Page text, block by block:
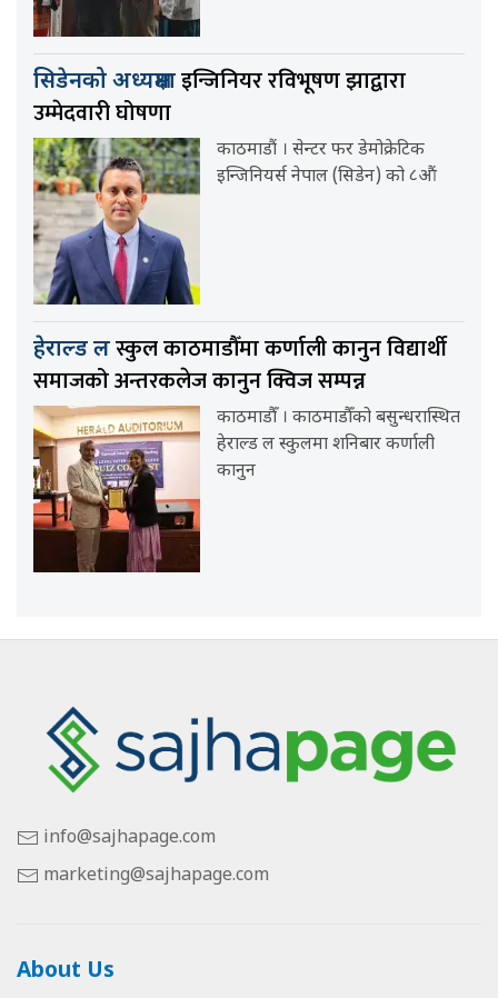
सिडेनको अध्यक्षमाइन्जिनियर रविभूषण झाद्वारा
उम्मेदवारी घोषणा
काठमाडौं । सेन्टर फर डेमोक्रेटिक
इन्जिनियर्स नेपाल (सिडेन) को ८औं
हेराल्ड लस्कुल काठमाडौँमा कर्णाली कानुन विद्यार्थी
समाजको अन्तरकलेज कानुन क्विज सम्पन्न
काठमाडौँ । काठमाडौँको बसुन्धरास्थित
हेराल्ड ल स्कुलमा शनिबार कर्णाली
कानुन
info@sajhapage.com
marketing@sajhapage.com
About Us